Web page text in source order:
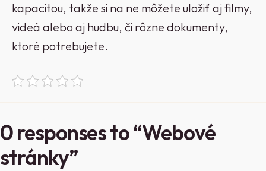
kapacitou, takže si na ne môžete uložiť aj filmy,
videá alebo aj hudbu, či rôzne dokumenty,
ktoré potrebujete.
0 responses to “Webové
stránky”